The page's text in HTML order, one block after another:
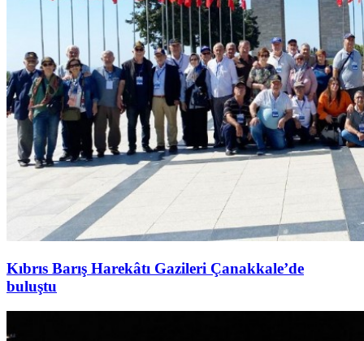
Kıbrıs Barış Harekâtı Gazileri Çanakkale’de
buluştu